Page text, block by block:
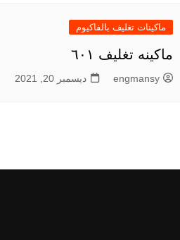
ماكينات تغليف بالفاكيوم
ماكينه تغليف ٦٠١
engmansy ديسمبر 20, 2021